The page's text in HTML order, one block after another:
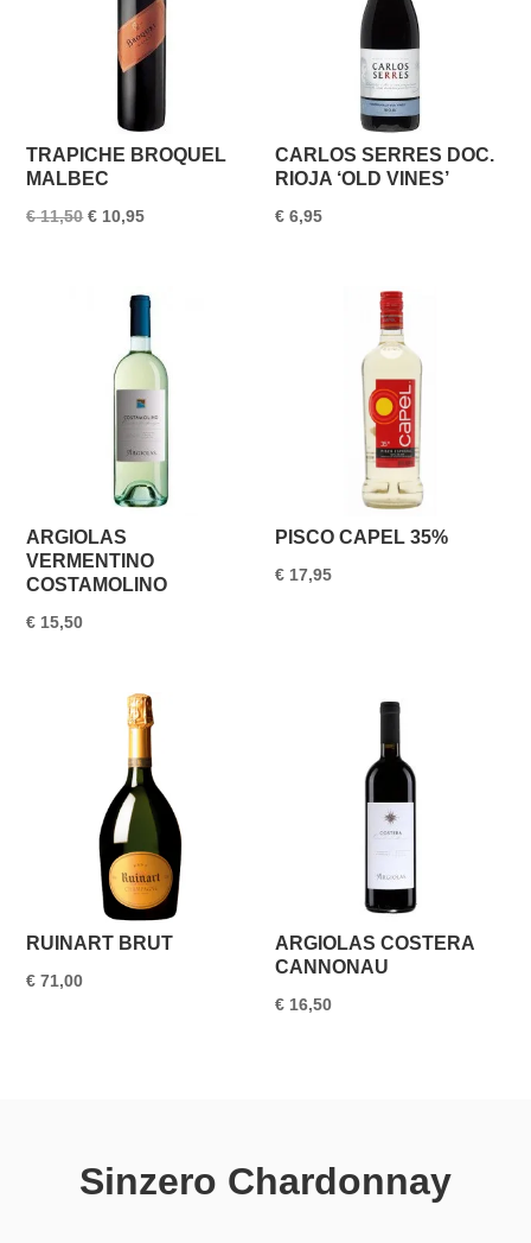
TRAPICHE BROQUEL
MALBEC
€11,50 Oorspronkelijke
€ 11,50.
€ 10,95Huidige
€ 10,95.
CARLOS SERRES DOC.
RIOJA ‘OLD VINES’
€ 6,95
ARGIOLAS
VERMENTINO
COSTAMOLINO
€ 15,50
PISCO CAPEL 35%
€ 17,95
RUINART BRUT
€ 71,00
ARGIOLAS COSTERA
CANNONAU
€ 16,50
Sinzero Chardonnay